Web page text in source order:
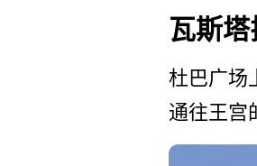
瓦斯
杜巴广场
通往王宫